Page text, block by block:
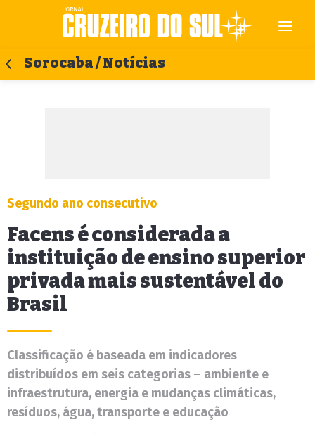
Sorocaba / Notícias
Segundo ano consecutivo
Facens é considerada a
instituição de ensino superior
privada mais sustentável do
Brasil
Classificação é baseada em indicadores
distribuídos em seis categorias – ambiente e
infraestrutura, energia e mudanças climáticas,
resíduos, água, transporte e educação